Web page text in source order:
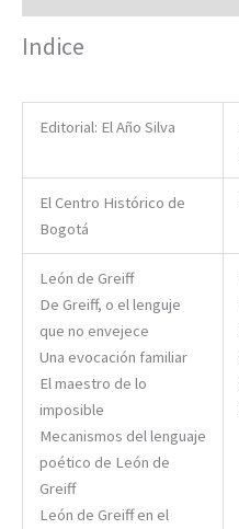
Indice
Editorial: El Año Silva
El Centro Histórico de
Bogotá
León de Greiff
De Greiff, o el lenguje
que no envejece
Una evocación familiar
El maestro de lo
imposible
Mecanismos del lenguaje
poético de León de
Greiff
León de Greiff en el